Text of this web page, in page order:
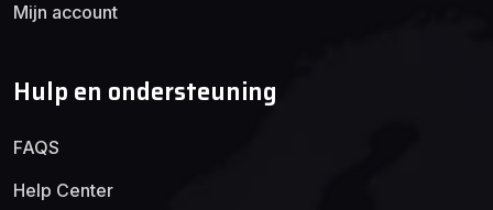
Mijn account
Hulp en ondersteuning
FAQS
Help Center